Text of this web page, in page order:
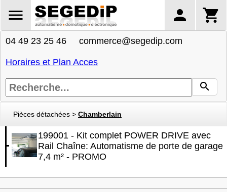
04 49 23 25 46 commerce@segedip.com
Horaires et Plan Acces
Pièces détachées > Chamberlain
199001 - Kit complet POWER DRIVE avec
Rail Chaîne: Automatisme de porte de garage
7,4 m² - PROMO